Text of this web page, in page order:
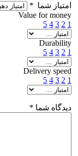
امتیاز شما *
Value for money
1
2
3
4
5
Durability
1
2
3
4
5
Delivery speed
1
2
3
4
5
دیدگاه شما *